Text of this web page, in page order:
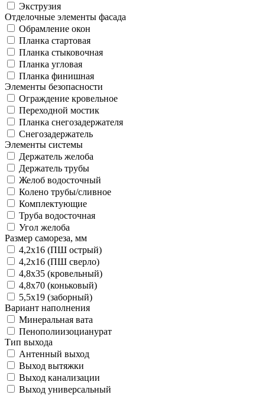
Экструзия
Отделочные элементы фасада
Обрамление окон
Планка стартовая
Планка стыковочная
Планка угловая
Планка финишная
Элементы безопасности
Ограждение кровельное
Переходной мостик
Планка снегозадержателя
Снегозадержатель
Элементы системы
Держатель желоба
Держатель трубы
Желоб водосточный
Колено трубы/сливное
Комплектующие
Труба водосточная
Угол желоба
Размер самореза, мм
4,2х16 (ПШ острый)
4,2х16 (ПШ сверло)
4,8х35 (кровельный)
4,8х70 (коньковый)
5,5х19 (заборный)
Вариант наполнения
Минеральная вата
Пенополиизоцианурат
Тип выхода
Антенный выход
Выход вытяжки
Выход канализации
Выход универсальный